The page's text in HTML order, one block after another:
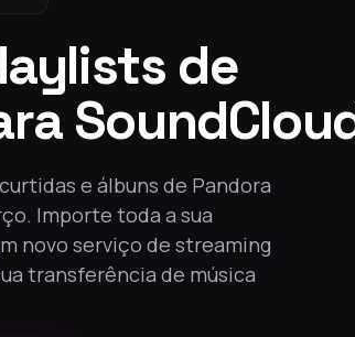
de
e álbuns de Pandora
Importe toda a sua
novo serviço de streaming
transferência de música